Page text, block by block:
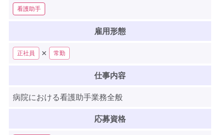
看護助手
雇用形態
正社員 ✕ 常勤
仕事内容
病院における看護助手業務全般
応募資格